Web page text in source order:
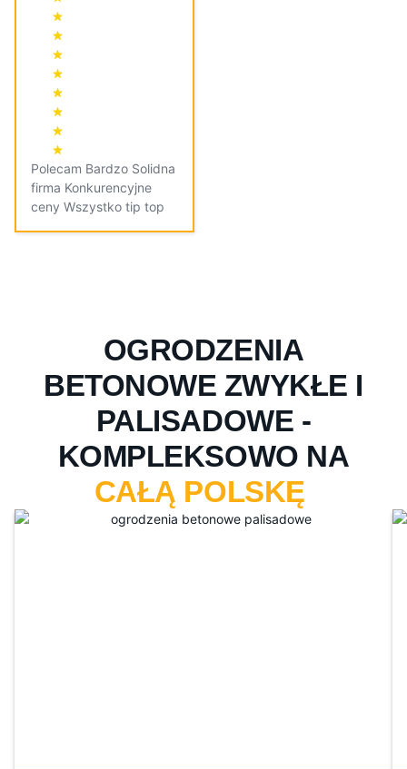
Polecam Bardzo Solidna
firma Konkurencyjne
ceny Wszystko tip top
OGRODZENIA
BETONOWE ZWYKŁE I
PALISADOWE -
KOMPLEKSOWO NA
CAŁĄ POLSKĘ